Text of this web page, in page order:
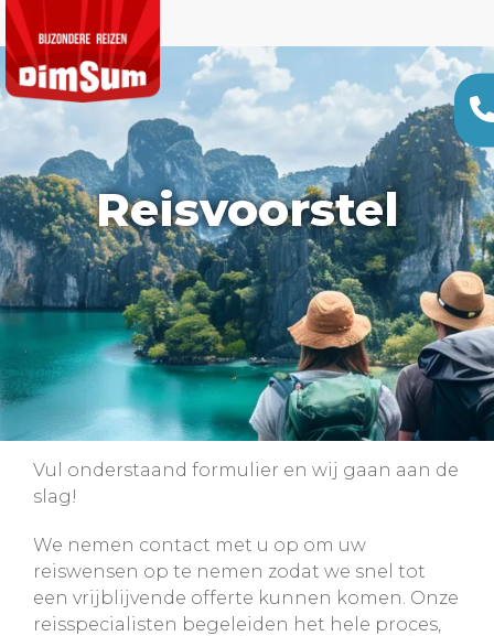
Reisvoorstel
Vul onderstaand formulier en wij gaan aan de
slag!
We nemen contact met u op om uw
reiswensen op te nemen zodat we snel tot
een vrijblijvende offerte kunnen komen. Onze
reisspecialisten begeleiden het hele proces,